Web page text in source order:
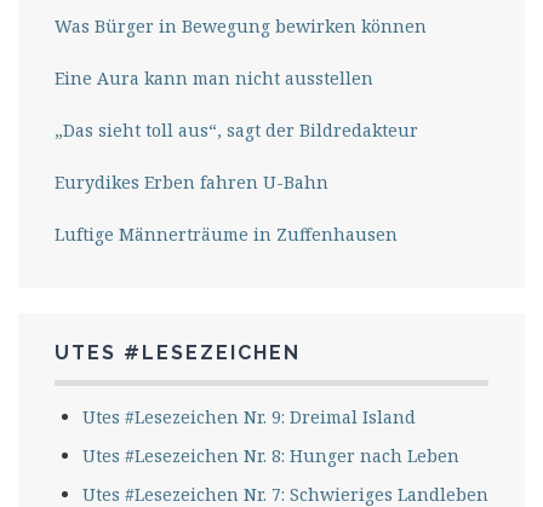
Was Bürger in Bewegung bewirken können
Eine Aura kann man nicht ausstellen
„Das sieht toll aus“, sagt der Bildredakteur
Eurydikes Erben fahren U-Bahn
Luftige Männerträume in Zuffenhausen
UTES #LESEZEICHEN
Utes #Lesezeichen Nr. 9: Dreimal Island
Utes #Lesezeichen Nr. 8: Hunger nach Leben
Utes #Lesezeichen Nr. 7: Schwieriges Landleben